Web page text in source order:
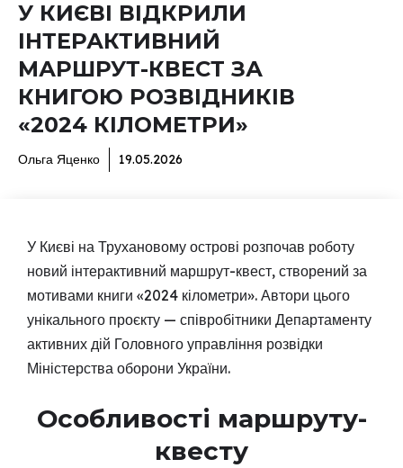
У КИЄВІ ВІДКРИЛИ
ІНТЕРАКТИВНИЙ
МАРШРУТ-КВЕСТ ЗА
КНИГОЮ РОЗВІДНИКІВ
«2024 КІЛОМЕТРИ»
Ольга Яценко 19.05.2026
У Києві на Трухановому острові розпочав роботу
новий інтерактивний маршрут-квест, створений за
мотивами книги «2024 кілометри». Автори цього
унікального проєкту — співробітники Департаменту
активних дій Головного управління розвідки
Міністерства оборони України.
Особливості маршруту-
квесту